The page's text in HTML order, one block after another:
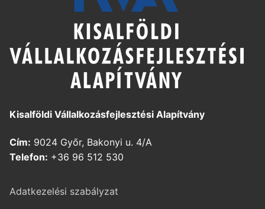
Kisalföldi Vállalkozásfejlesztési Alapítvány
Cím: 9024 Győr, Bakonyi u. 4/A
Telefon: +36 96 512 530
Adatkezelési szabályzat